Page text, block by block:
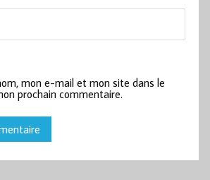
mon e-mail et mon site dans le
prochain commentaire.